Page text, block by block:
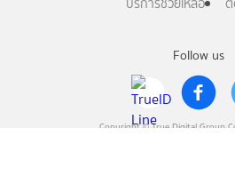
Follow us
Copyright © True Digital Group
บริการช่วยเหลือ
ติ